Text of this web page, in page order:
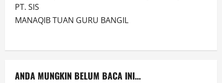
PT. SIS
MANAQIB TUAN GURU BANGIL
ANDA MUNGKIN BELUM BACA INI...